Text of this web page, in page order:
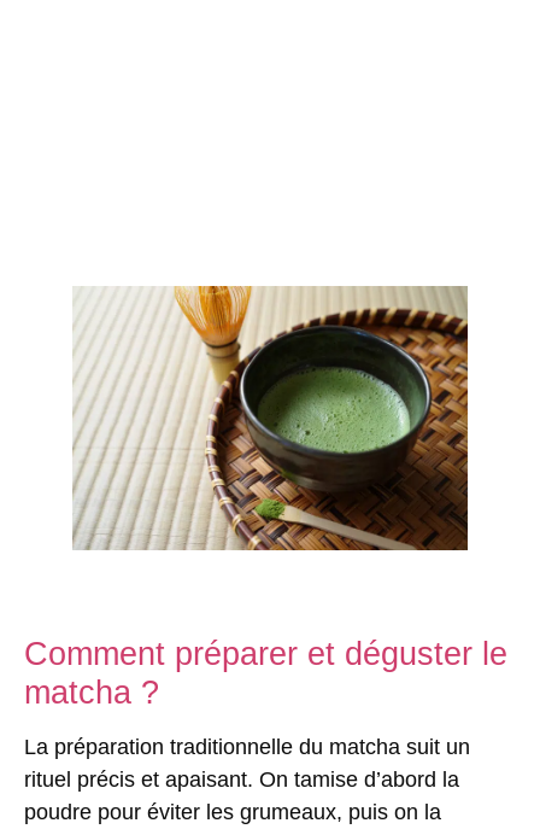
Comment préparer et déguster le
matcha ?
La préparation traditionnelle du matcha suit un
rituel précis et apaisant. On tamise d’abord la
poudre pour éviter les grumeaux, puis on la